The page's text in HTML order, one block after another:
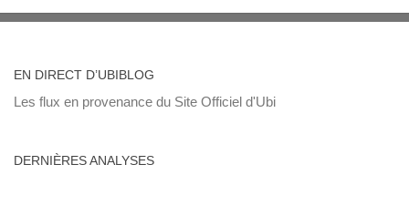
EN DIRECT D’UBIBLOG
Les flux en provenance du Site Officiel d'Ubi
DERNIÈRES ANALYSES